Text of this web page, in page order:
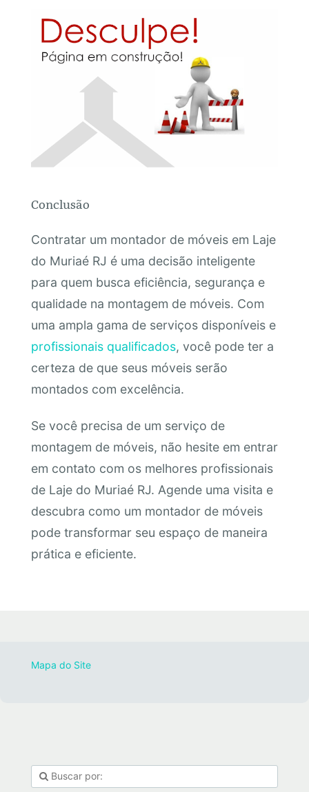
Conclusão
Contratar um montador de móveis em Laje
do Muriaé RJ é uma decisão inteligente
para quem busca eficiência, segurança e
qualidade na montagem de móveis. Com
uma ampla gama de serviços disponíveis e
profissionais qualificados, você pode ter a
certeza de que seus móveis serão
montados com excelência.
Se você precisa de um serviço de
montagem de móveis, não hesite em entrar
em contato com os melhores profissionais
de Laje do Muriaé RJ. Agende uma visita e
descubra como um montador de móveis
pode transformar seu espaço de maneira
prática e eficiente.
Mapa do Site